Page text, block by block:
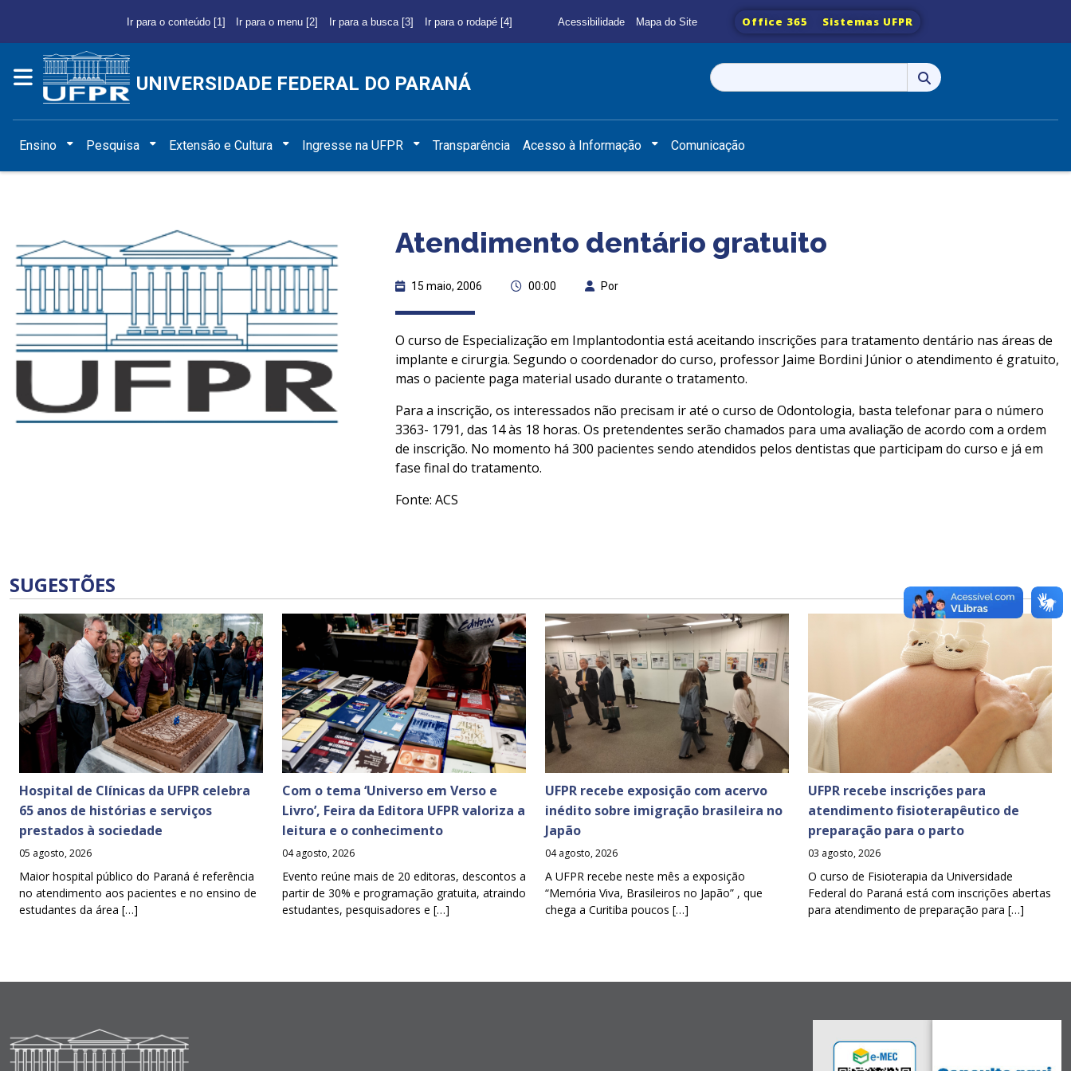
Ir para o conteúdo [1] Ir para o menu [2] Ir para a busca [3] Ir para o rodapé [4] Acessibilidade Mapa do Site Office 365 Sistemas UFPR
UNIVERSIDADE FEDERAL DO PARANÁ
Pesquisar
por:
Ensino Pesquisa Extensão e Cultura Ingresse na UFPR Transparência Acesso à Informação Comunicação
Atendimento dentário gratuito
15 maio, 2006 00:00 Por
O curso de Especialização em Implantodontia está aceitando inscrições para tratamento dentário nas áreas de
implante e cirurgia. Segundo o coordenador do curso, professor Jaime Bordini Júnior o atendimento é gratuito,
mas o paciente paga material usado durante o tratamento.
Para a inscrição, os interessados não precisam ir até o curso de Odontologia, basta telefonar para o número
3363- 1791, das 14 às 18 horas. Os pretendentes serão chamados para uma avaliação de acordo com a ordem
de inscrição. No momento há 300 pacientes sendo atendidos pelos dentistas que participam do curso e já em
fase final do tratamento.
Fonte: ACS
SUGESTÕES
Hospital de Clínicas da UFPR celebra
65 anos de histórias e serviços
prestados à sociedade
05 agosto, 2026
Maior hospital público do Paraná é referência
no atendimento aos pacientes e no ensino de
estudantes da área […]
Com o tema ‘Universo em Verso e
Livro’, Feira da Editora UFPR valoriza a
leitura e o conhecimento
04 agosto, 2026
Evento reúne mais de 20 editoras, descontos a
partir de 30% e programação gratuita, atraindo
estudantes, pesquisadores e […]
UFPR recebe exposição com acervo
inédito sobre imigração brasileira no
Japão
04 agosto, 2026
A UFPR recebe neste mês a exposição
“Memória Viva, Brasileiros no Japão” , que
chega a Curitiba poucos […]
UFPR recebe inscrições para
atendimento fisioterapêutico de
preparação para o parto
03 agosto, 2026
O curso de Fisioterapia da Universidade
Federal do Paraná está com inscrições abertas
para atendimento de preparação para […]